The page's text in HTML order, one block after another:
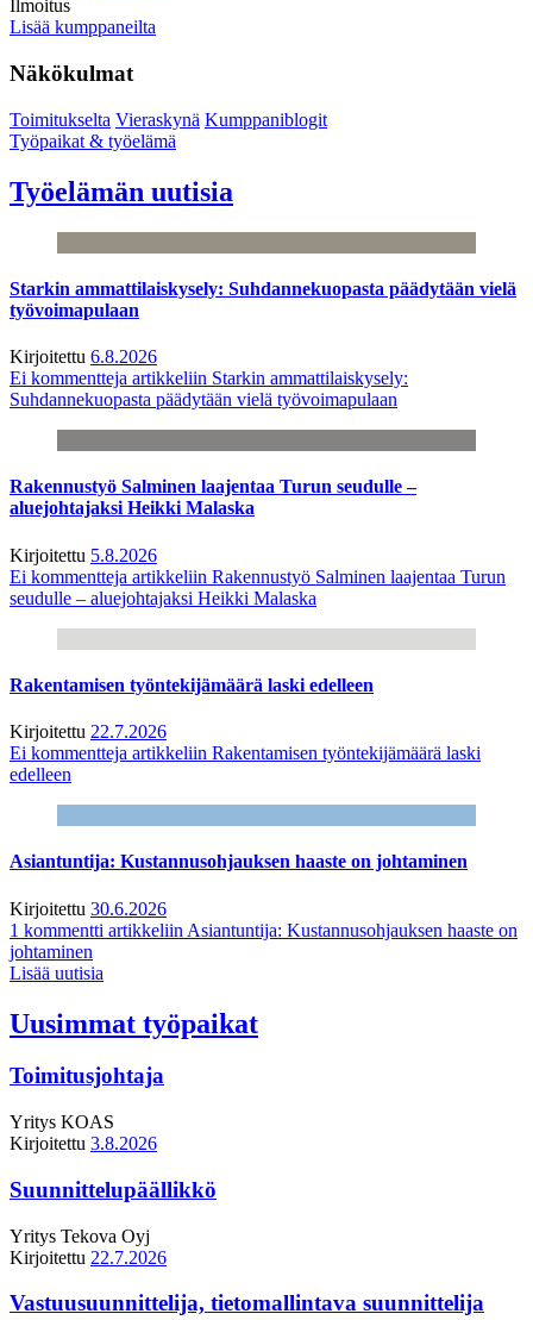
Ilmoitus
Lisää kumppaneilta
Näkökulmat
Toimitukselta Vieraskynä Kumppaniblogit
Työpaikat & työelämä
Työelämän uutisia
Starkin ammattilaiskysely: Suhdannekuopasta päädytään vielä
työvoimapulaan
Kirjoitettu 6.8.2026
Ei kommentteja artikkeliin Starkin ammattilaiskysely:
Suhdannekuopasta päädytään vielä työvoimapulaan
Rakennustyö Salminen laajentaa Turun seudulle –
aluejohtajaksi Heikki Malaska
Kirjoitettu 5.8.2026
Ei kommentteja artikkeliin Rakennustyö Salminen laajentaa Turun
seudulle – aluejohtajaksi Heikki Malaska
Rakentamisen työntekijämäärä laski edelleen
Kirjoitettu 22.7.2026
Ei kommentteja artikkeliin Rakentamisen työntekijämäärä laski
edelleen
Asiantuntija: Kustannusohjauksen haaste on johtaminen
Kirjoitettu 30.6.2026
1 kommentti artikkeliin Asiantuntija: Kustannusohjauksen haaste on
johtaminen
Lisää uutisia
Uusimmat työpaikat
Toimitusjohtaja
Yritys KOAS
Kirjoitettu 3.8.2026
Suunnittelupäällikkö
Yritys Tekova Oyj
Kirjoitettu 22.7.2026
Vastuusuunnittelija, tietomallintava suunnittelija